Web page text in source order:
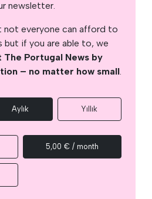
newsletter.
not everyone can afford to
but if you are able to, we
The Portugal News by
– no matter how small
Aylık Yıllık
5,00 € / month